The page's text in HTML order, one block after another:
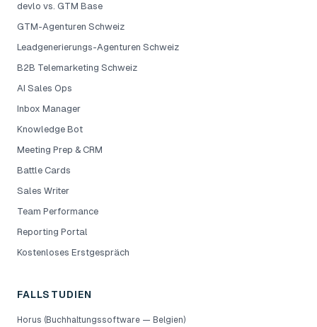
devlo vs. GTM Base
GTM-Agenturen Schweiz
Leadgenerierungs-Agenturen Schweiz
B2B Telemarketing Schweiz
AI Sales Ops
Inbox Manager
Knowledge Bot
Meeting Prep & CRM
Battle Cards
Sales Writer
Team Performance
Reporting Portal
Kostenloses Erstgespräch
FALLSTUDIEN
Horus (Buchhaltungssoftware — Belgien)